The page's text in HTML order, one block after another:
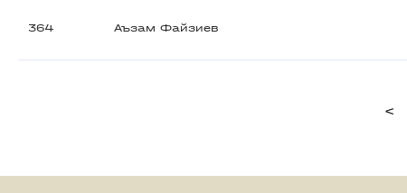
364 Аъзам Файзиев
<